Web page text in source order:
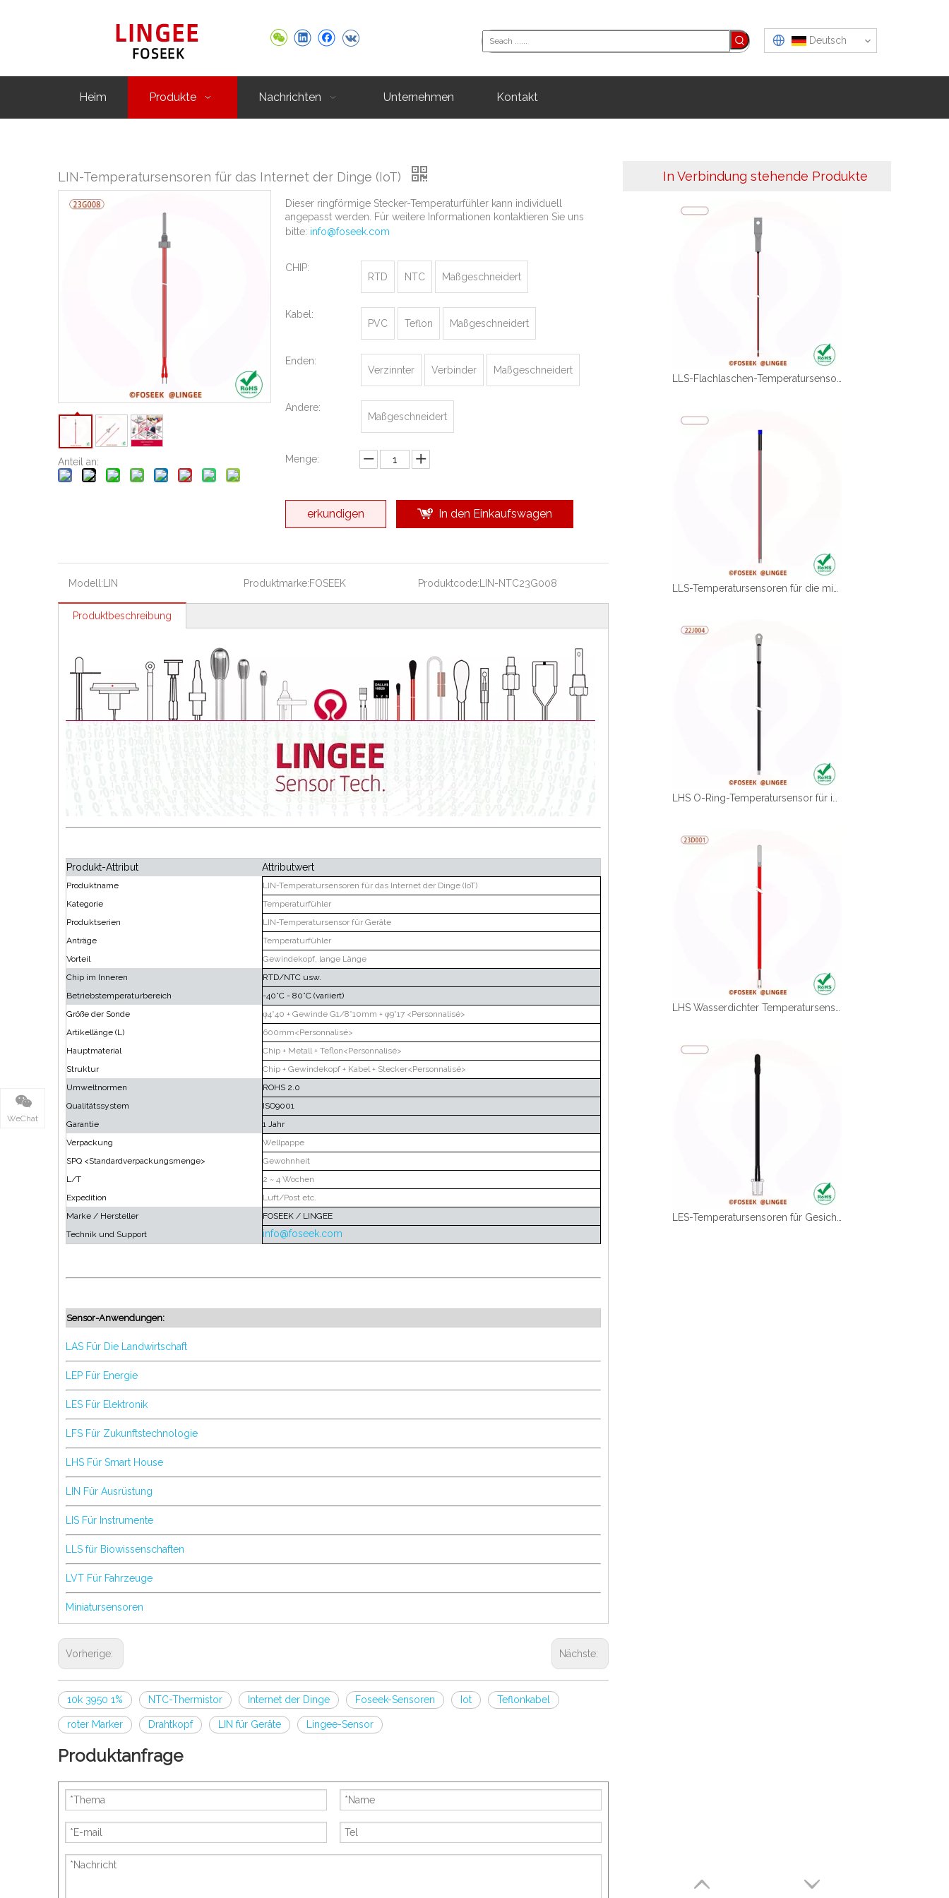
Deutsch
Heim Produkte Nachrichten Unternehmen Kontakt
LIN-Temperatursensoren für das Internet der Dinge (IoT)
Anteil an:
Dieser ringförmige Stecker-Temperaturfühler kann individuell
angepasst werden. Für weitere Informationen kontaktieren Sie uns
bitte: info@foseek.com
CHIP:
RTD
NTC Maßgeschneidert
Kabel:
PVC
Teflon Maßgeschneidert
Enden:
Verzinnter
Verbinder Maßgeschneidert
Andere:
Maßgeschneidert
Menge:
erkundigen In den Einkaufswagen
Modell: LIN Produktmarke:FOSEEK Produktcode: LIN-NTC23G008
Produktbeschreibung
Produkt-Attribut Attributwert
Produktname
LIN-Temperatursensoren für das Internet der Dinge (IoT)
Kategorie
Temperaturfühler
Produktserien
LIN-Temperatursensor für Geräte
Anträge
Temperaturfühler
Vorteil
Gewindekopf, lange Länge
Chip im Inneren
RTD/NTC usw.
Betriebstemperaturbereich
-40°C - 80°C (variiert)
Größe der Sonde
φ4*40 + Gewinde G1/8*10mm + φ9*17 <Personnalisé>
Artikellänge (L)
600mm<Personnalisé>
Hauptmaterial
Chip + Metall + Teflon<Personnalisé>
Struktur
Chip + Gewindekopf + Kabel + Stecker<Personnalisé>
Umweltnormen
ROHS 2.0
Qualitätssystem
ISO9001
Garantie
1 Jahr
Verpackung
Wellpappe
SPQ <Standardverpackungsmenge>
Gewohnheit
L/T
2 ~ 4 Wochen
Expedition
Luft/Post etc.
Marke / Hersteller
FOSEEK / LINGEE
Technik und Support
info@foseek.com
Sensor-Anwendungen:
LAS Für Die Landwirtschaft
LEP Für Energie
LES Für Elektronik
LFS Für Zukunftstechnologie
LHS Für Smart House
LIN Für Ausrüstung
LIS Für Instrumente
LLS für Biowissenschaften
LVT Für Fahrzeuge
Miniatursensoren
Vorherige: Nächste:
10k 3950 1% NTC-Thermistor Internet der Dinge Foseek-Sensoren Iot Teflonkabel
roter Marker Drahtkopf LIN für Geräte Lingee-Sensor
Produktanfrage
In Verbindung stehende Produkte
WeChat